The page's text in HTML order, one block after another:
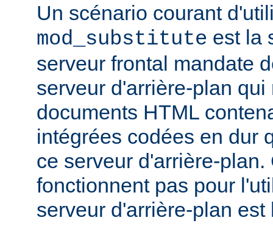
Un scénario courant
mod_substitute est la
serveur frontal mandate
serveur d'arrière-plan qui
documents HTML
intégrées codées en dur
ce serveur d'arrière-
fonctionnent pas pour
serveur d'arrière-plan est